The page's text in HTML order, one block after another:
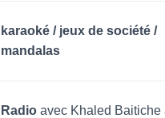
karaoké / jeux de société /
mandalas
Radio avec Khaled Baitiche